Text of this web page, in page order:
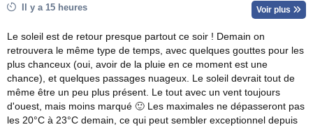
Il y a 15 heures Voir plus
Le soleil est de retour presque partout ce soir ! Demain on
retrouvera le même type de temps, avec quelques gouttes pour les
plus chanceux (oui, avoir de la pluie en ce moment est une
chance), et quelques passages nuageux. Le soleil devrait tout de
même être un peu plus présent. Le tout avec un vent toujours
d'ouest, mais moins marqué 🙂 Les maximales ne dépasseront pas
les 20°C à 23°C demain, ce qui peut sembler exceptionnel depuis